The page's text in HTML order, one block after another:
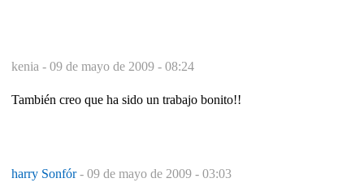
kenia - 09 de mayo de 2009 - 08:24
También creo que ha sido un trabajo bonito!!
harry Sonfór- 09 de mayo de 2009 - 03:03